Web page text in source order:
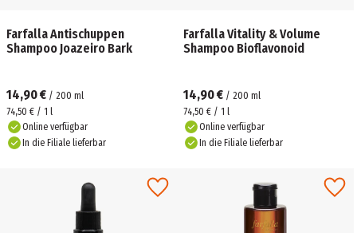
Farfalla Antischuppen
Shampoo Joazeiro Bark
14,90 € / 200 ml
74,50 € / 1 l
Online verfügbar
In die Filiale lieferbar
Farfalla Vitality & Volume
Shampoo Bioflavonoid
14,90 € / 200 ml
74,50 € / 1 l
Online verfügbar
In die Filiale lieferbar